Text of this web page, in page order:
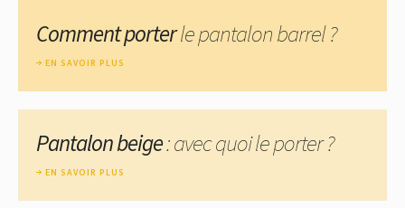
Comment porterle pantalon barrel ?
EN SAVOIR PLUS
Pantalon beige: avec quoi le porter ?
EN SAVOIR PLUS